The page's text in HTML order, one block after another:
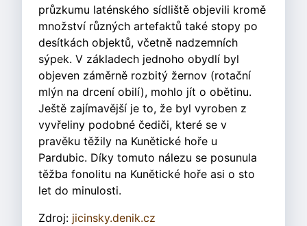
průzkumu laténského sídliště objevili kromě
množství různých artefaktů také stopy po
desítkách objektů, včetně nadzemních
sýpek. V základech jednoho obydlí byl
objeven záměrně rozbitý žernov (rotační
mlýn na drcení obilí), mohlo jít o obětinu.
Ještě zajímavější je to, že byl vyroben z
vyvřeliny podobné čediči, které se v
pravěku těžily na Kunětické hoře u
Pardubic. Díky tomuto nálezu se posunula
těžba fonolitu na Kunětické hoře asi o sto
let do minulosti.
Zdroj: jicinsky.denik.cz